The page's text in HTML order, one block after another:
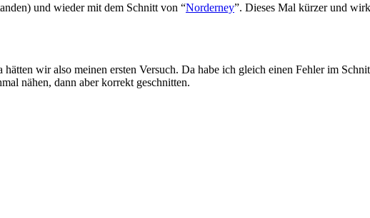
und wieder mit dem Schnitt von “Norderney”. Dieses Mal kürzer und
wir also meinen ersten Versuch. Da habe ich gleich einen Fehler im
nähen, dann aber korrekt geschnitten.